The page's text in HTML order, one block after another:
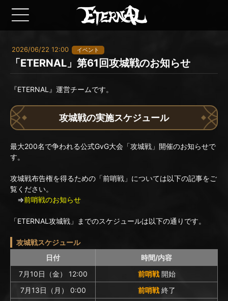
2026/06/22 12:00 イベント
「ETERNAL」第61回攻城戦のお知らせ
『ETERNAL』運営チームです。
攻城戦の実施スケジュール
最大200名で争われる公式GvG大会「攻城戦」開催のお知らせで
す。
攻城戦布告権を得るための「前哨戦」については以下の記事をご
覧ください。
⇒前哨戦のお知らせ
「ETERNAL攻城戦」までのスケジュールは以下の通りです。
攻城戦スケジュール
日付
時間/内容
7月10日（金） 12:00
前哨戦開始
7月13日（月） 0:00
前哨戦終了